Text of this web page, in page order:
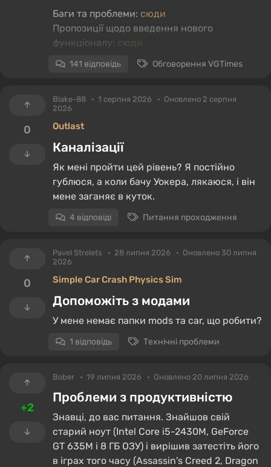
Баги та проблеми: сюди
Пропозиції щодо введення нового
функціоналу: сюди
141 відповідь Обговорення VGTimes
0
Blake-88 1 серпня 2026
Оновлено 2 серпня
2026
Outlast
Каналізації
Як мені пройти цей рівень? Я постійно
гублюся, а коли бачу Уокера, лякаюся, і він
мене заганяє в куток.
4 відповіді Питання проходження
0
Pavel Strelets 28 липня 2026
Оновлено 30 липня
2026
Simple Car Crash Physics Sim
Допоможіть з модами
У мене немає папки mods та car, що робити?
1 відповідь Технічні проблеми
+2
Воbеr 19 липня 2026 Оновлено 20 липня 2026
Проблеми з продуктивністю
Знавці, до вас питання. Знайшов свій
старий ноут (Intel Core i5-2430M, GeForce
GT 635M і 8 ГБ ОЗУ) і вирішив затестіть його
в іграх того часу (Assassin's Creed 2, Dragon